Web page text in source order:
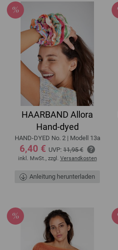
HAARBAND Allora
Hand-dyed
HAND-DYED No. 2 | Modell 13a
6,40 € UVP: 11,95 €
inkl. MwSt., zzgl. Versandkosten
Anleitung herunterladen